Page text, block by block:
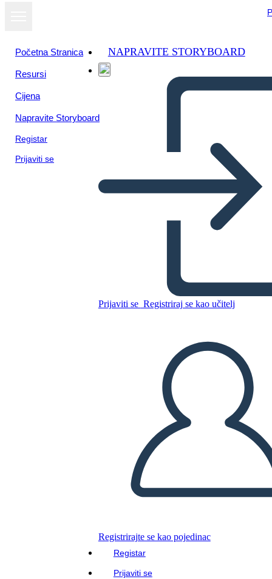
Početna Stranica
Resursi
Cijena
Napravite Storyboard
Registar
Prijaviti se
NAPRAVITE STORYBOARD
Prijaviti se Registriraj se kao učitelj
Registrirajte se kao pojedinac
Registar
Prijaviti se
Relación tóxica
IZRADITE PLOČU SCENARIJA
REPRODUCIRAJ DIJAPROJEKCIJU
ČITAJ MI
Prikaži kao
dijaprojekciju